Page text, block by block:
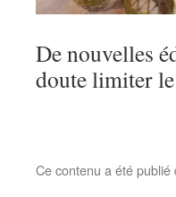
De nouvelles
doute limiter
Ce contenu a été publié